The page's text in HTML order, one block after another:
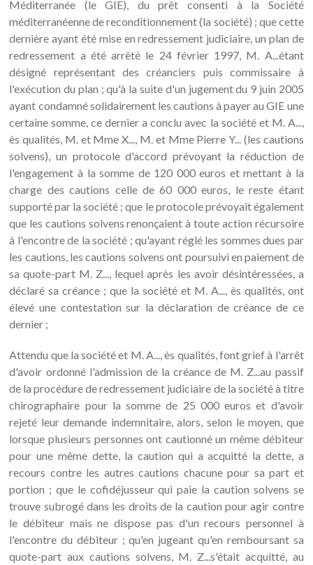
Méditerranée (le GIE), du prêt consenti à la Société
méditerranéenne de reconditionnement (la société) ; que cette
dernière ayant été mise en redressement judiciaire, un plan de
redressement a été arrêté le 24 février 1997, M. A...étant
désigné représentant des créanciers puis commissaire à
l'exécution du plan ; qu'à la suite d'un jugement du 9 juin 2005
ayant condamné solidairement les cautions à payer au GIE une
certaine somme, ce dernier a conclu avec la société et M. A...,
ès qualités, M. et Mme X..., M. et Mme Pierre Y... (les cautions
solvens), un protocole d'accord prévoyant la réduction de
l'engagement à la somme de 120 000 euros et mettant à la
charge des cautions celle de 60 000 euros, le reste étant
supporté par la société ; que le protocole prévoyait également
que les cautions solvens renonçaient à toute action récursoire
à l'encontre de la société ; qu'ayant réglé les sommes dues par
les cautions, les cautions solvens ont poursuivi en paiement de
sa quote-part M. Z..., lequel après les avoir désintéressées, a
déclaré sa créance ; que la société et M. A..., ès qualités, ont
élevé une contestation sur la déclaration de créance de ce
dernier ;
Attendu que la société et M. A..., ès qualités, font grief à l'arrêt
d'avoir ordonné l'admission de la créance de M. Z...au passif
de la procédure de redressement judiciaire de la société à titre
chirographaire pour la somme de 25 000 euros et d'avoir
rejeté leur demande indemnitaire, alors, selon le moyen, que
lorsque plusieurs personnes ont cautionné un même débiteur
pour une même dette, la caution qui a acquitté la dette, a
recours contre les autres cautions chacune pour sa part et
portion ; que le cofidéjusseur qui paie la caution solvens se
trouve subrogé dans les droits de la caution pour agir contre
le débiteur mais ne dispose pas d'un recours personnel à
l'encontre du débiteur ; qu'en jugeant qu'en remboursant sa
quote-part aux cautions solvens, M. Z...s'était acquitté, au